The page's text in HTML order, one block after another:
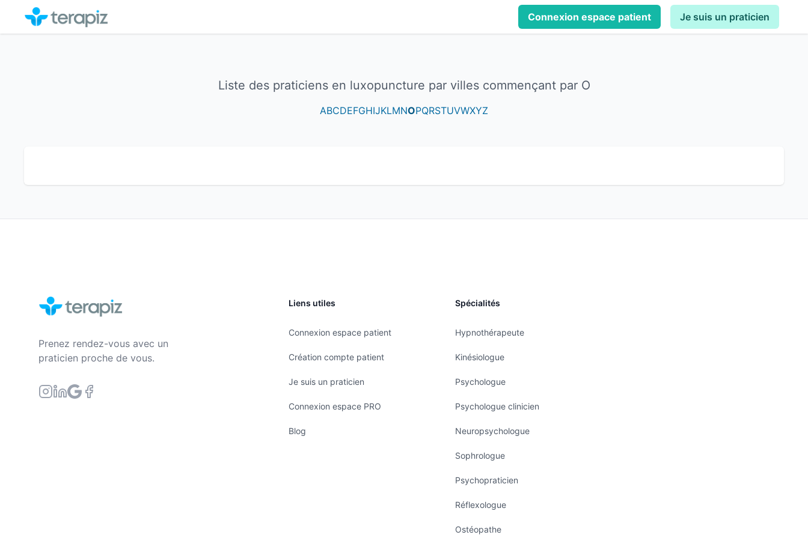
Connexion espace patient Je suis un praticien
Liste des praticiens en luxopuncture par villes commençant par O
ABCDEFGHIJKLMNOPQRSTUVWXYZ
Prenez rendez-vous avec un
praticien proche de vous.
Liens utiles
Connexion espace patient
Création compte patient
Je suis un praticien
Connexion espace PRO
Blog
Spécialités
Hypnothérapeute
Kinésiologue
Psychologue
Psychologue clinicien
Neuropsychologue
Sophrologue
Psychopraticien
Réflexologue
Ostéopathe